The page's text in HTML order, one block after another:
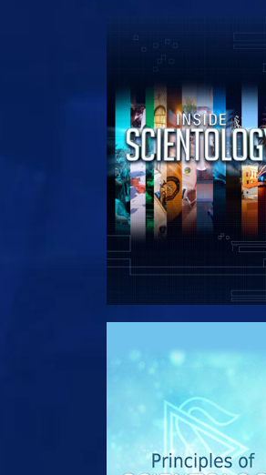
EXPLORE A SÉRIE